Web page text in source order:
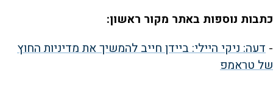
כתבות נוספות באתר מקור ראשון:
- דעה: ניקי היילי: ביידן חייב להמשיך את מדיניות החוץ
של טראמפ